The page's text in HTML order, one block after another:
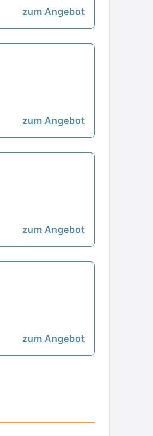
zum Angebot
zum Angebot
zum Angebot
zum Angebot